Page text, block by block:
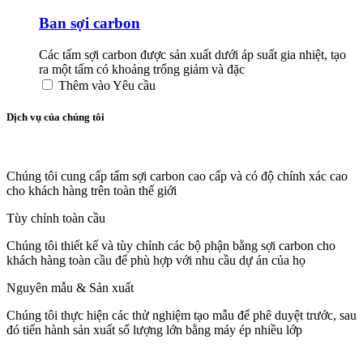
Ban sợi carbon
Các tấm sợi carbon được sản xuất dưới áp suất gia nhiệt, tạo
ra một tấm có khoảng trống giảm và đặc
Thêm vào Yêu cầu
Dịch vụ của chúng tôi
Chúng tôi cung cấp tấm sợi carbon cao cấp và có độ chính xác cao
cho khách hàng trên toàn thế giới
Tùy chỉnh toàn cầu
Chúng tôi thiết kế và tùy chỉnh các bộ phận bằng sợi carbon cho
khách hàng toàn cầu để phù hợp với nhu cầu dự án của họ
Nguyên mẫu & Sản xuất
Chúng tôi thực hiện các thử nghiệm tạo mẫu để phê duyệt trước, sau
đó tiến hành sản xuất số lượng lớn bằng máy ép nhiều lớp